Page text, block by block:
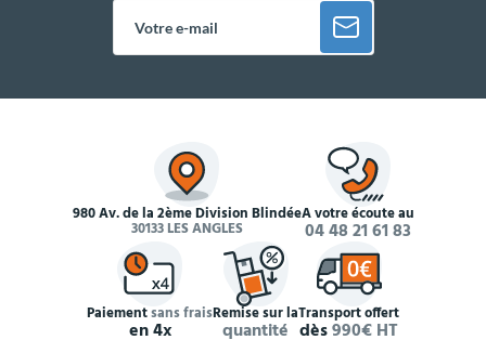
980 Av. de la 2ème Division Blindée
30133 LES ANGLES
À votre écoute au
04 48 21 61 83
Paiementsans frais
en 4x
Remise sur la
quantité
Transport offert
dès990€ HT